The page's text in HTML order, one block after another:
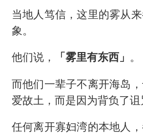
当地人笃信，这里的雾从
象。
他们说，
「雾里有东西」 。
而他们一辈子不离开海岛
爱故土，而是因为背负了
任何离开寡妇湾的本地人，